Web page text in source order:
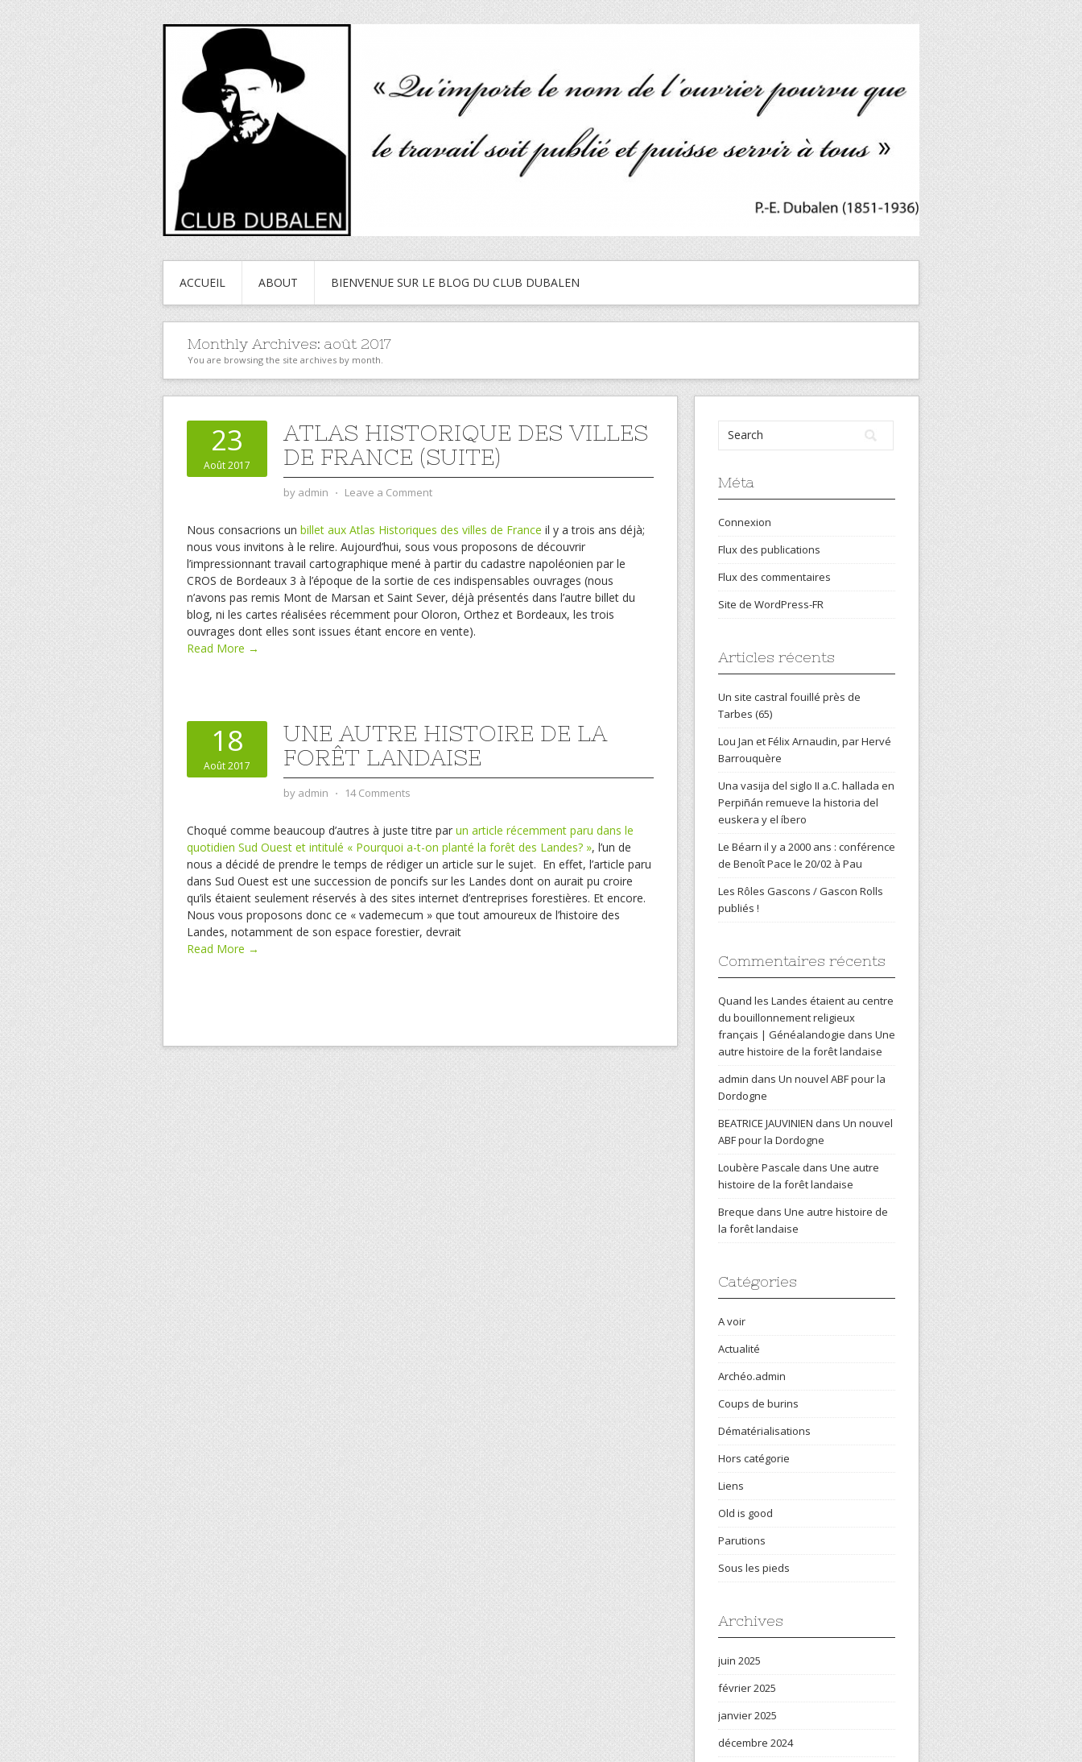
ACCUEIL ABOUT BIENVENUE SUR LE BLOG DU CLUB DUBALEN
Monthly Archives: août 2017
You are browsing the site archives by month.
23
Août 2017
ATLAS HISTORIQUE DES VILLES
DE FRANCE (SUITE)
by admin ⋅ Leave a Comment
Nous consacrions un billet aux Atlas Historiques des villes de France il y a trois ans déjà;
nous vous invitons à le relire. Aujourd’hui, sous vous proposons de découvrir
l’impressionnant travail cartographique mené à partir du cadastre napoléonien par le
CROS de Bordeaux 3 à l’époque de la sortie de ces indispensables ouvrages (nous
n’avons pas remis Mont de Marsan et Saint Sever, déjà présentés dans l’autre billet du
blog, ni les cartes réalisées récemment pour Oloron, Orthez et Bordeaux, les trois
ouvrages dont elles sont issues étant encore en vente).
Read More →
18
Août 2017
UNE AUTRE HISTOIRE DE LA
FORÊT LANDAISE
by admin ⋅ 14 Comments
Choqué comme beaucoup d’autres à juste titre par un article récemment paru dans le
quotidien Sud Ouest et intitulé « Pourquoi a-t-on planté la forêt des Landes? », l’un de
nous a décidé de prendre le temps de rédiger un article sur le sujet. En effet, l’article paru
dans Sud Ouest est une succession de poncifs sur les Landes dont on aurait pu croire
qu’ils étaient seulement réservés à des sites internet d’entreprises forestières. Et encore.
Nous vous proposons donc ce « vademecum » que tout amoureux de l’histoire des
Landes, notamment de son espace forestier, devrait
Read More →
Méta
Connexion
Flux des publications
Flux des commentaires
Site de WordPress-FR
Articles récents
Un site castral fouillé près de
Tarbes (65)
Lou Jan et Félix Arnaudin, par Hervé
Barrouquère
Una vasija del siglo II a.C. hallada en
Perpiñán remueve la historia del
euskera y el íbero
Le Béarn il y a 2000 ans : conférence
de Benoît Pace le 20/02 à Pau
Les Rôles Gascons / Gascon Rolls
publiés !
Commentaires récents
Quand les Landes étaient au centre
du bouillonnement religieux
français | Généalandogie dans Une
autre histoire de la forêt landaise
admin dans Un nouvel ABF pour la
Dordogne
BEATRICE JAUVINIEN dans Un nouvel
ABF pour la Dordogne
Loubère Pascale dans Une autre
histoire de la forêt landaise
Breque dans Une autre histoire de
la forêt landaise
Catégories
A voir
Actualité
Archéo.admin
Coups de burins
Dématérialisations
Hors catégorie
Liens
Old is good
Parutions
Sous les pieds
Archives
juin 2025
février 2025
janvier 2025
décembre 2024